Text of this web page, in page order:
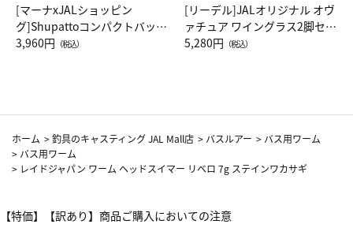
[マーナxJALショッピン
グ]Shupattoコンパクトバッグ
Drop JAL客室乗務員（LC）ス
3,960円 （税込）
[リーデル]JALオリジナル オヴ
ァチュア ワイングラス2脚セッ
ト（レッドワイン）
5,280円 （税込）
ホーム >釣具のキャスティング JAL Mall店 > バスルアー > バス用ワーム
> バス用ワーム
> レイドジャパン ワーム ヘッドスイマー リベロ 7g ステインワカサギ
【特価】【訳あり】商品ご購入においての注意